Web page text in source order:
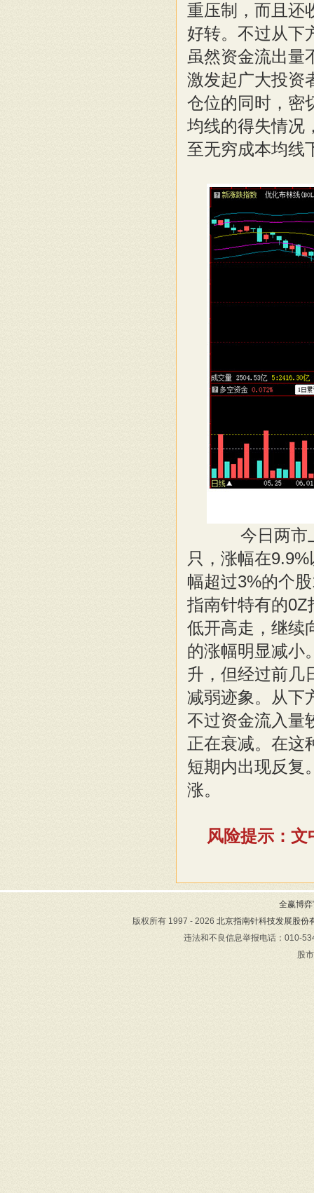
重压制，而且还
好转。不过从下
虽然资金流出量
激发起广大投资
仓位的同时，密
均线的得失情况
至无穷成本均线
今日两市上
只，涨幅在
幅超过3%的个
指南针特有的0Z
低开高走，继续
的涨幅明显减小
升，但经过前几
减弱迹象。从下
不过资金流入量
正在衰减。在这
短期内出现反复
涨。
风险提示：
全赢博
版权所有 1997 - 2026 北京指南针科技发展股份
违法和不良信息举报电话：010-
股